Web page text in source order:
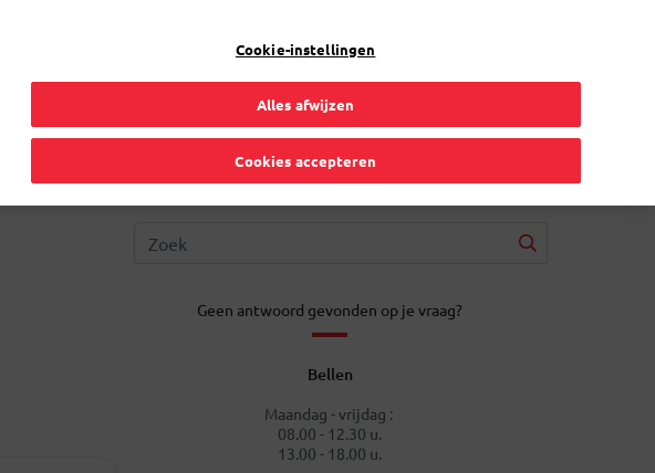
Zakelijk
eShop
Geen antwoord gevonden op je vraag?
Bellen
Maandag - vrijdag :
08.00 - 12.30 u.
13.00 - 18.00 u.
Cookie-instellingen
Alles afwijzen
Cookies accepteren